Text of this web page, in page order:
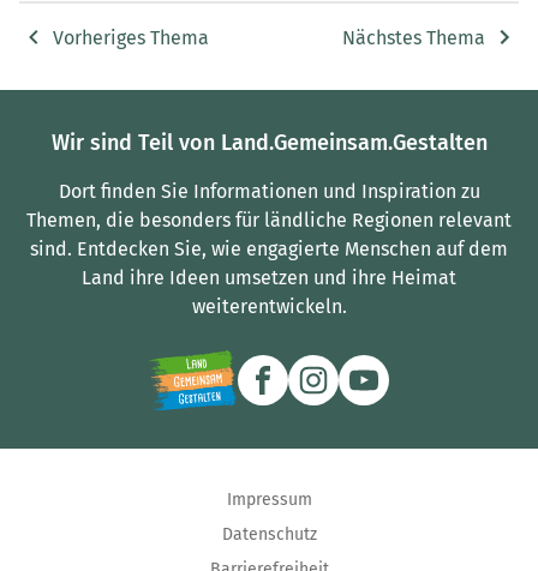
Vorheriges Thema Nächstes Thema
Wir sind Teil von Land.Gemeinsam.Gestalten
Dort finden Sie Informationen und Inspiration zu
Themen, die besonders für ländliche Regionen relevant
sind. Entdecken Sie, wie engagierte Menschen auf dem
Land ihre Ideen umsetzen und ihre Heimat
weiterentwickeln.
Impressum
Datenschutz